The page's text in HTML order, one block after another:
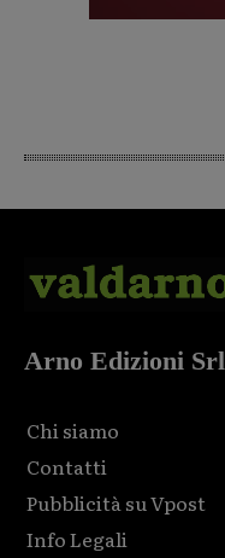
Arno Edizioni Srl
Chi siamo
Contatti
Pubblicità su Vpost
Info Legali